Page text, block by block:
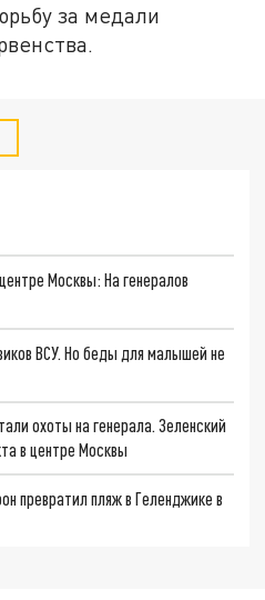
за медали
Москвы: На генералов
ВСУ. Но беды для малышей не
охоты на генерала. Зеленский
в центре Москвы
превратил пляж в Геленджике в